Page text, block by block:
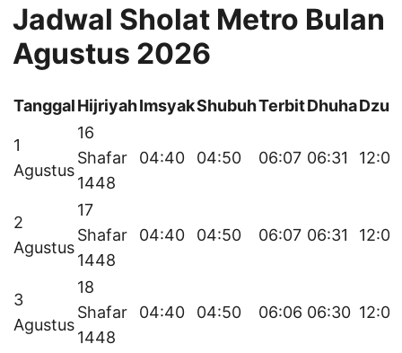
Jadwal Sholat Metro Bulan
Agustus 2026
TanggalHijriyahImsyakShubuhTerbitDhuha
1
Agustus
16
Shafar
1448
04:40 04:50 06:07 06:31 12:07
2
Agustus
17
Shafar
1448
04:40 04:50 06:07 06:31 12:07
3
Agustus
18
Shafar
1448
04:40 04:50 06:06 06:30 12:07